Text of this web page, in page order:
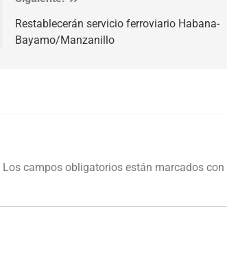
Restablecerán servicio ferroviario Habana-
Bayamo/Manzanillo
Los campos obligatorios están marcados con